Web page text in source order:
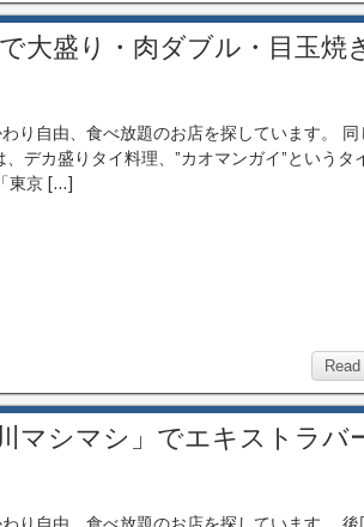
大盛り・肉ダブル・目玉焼
り自由、食べ放題のお店を探しています。 同
デカ盛りタイ料理、”カオマンガイ”というタ
東京 […]
マシマシ」でエキストラバ